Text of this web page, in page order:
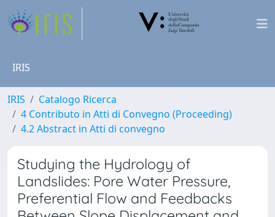
IRIS
IRIS
Catalogo Ricerca
4 Contributo in Atti di Convegno (Proceeding)
4.2 Abstract in Atti di convegno
Studying the Hydrology of
Landslides: Pore Water Pressure,
Preferential Flow and Feedbacks